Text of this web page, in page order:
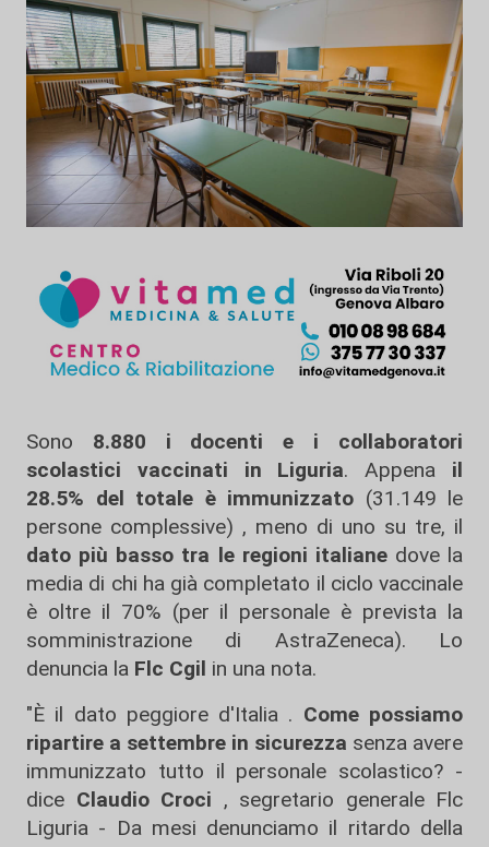
Sono 8.880 i docenti e i collaboratori
scolastici vaccinati in Liguria. Appena il
28.5% del totale è immunizzato (31.149 le
persone complessive) , meno di uno su tre, il
dato più basso tra le regioni italianedove la
media di chi ha già completato il ciclo vaccinale
è oltre il 70% (per il personale è prevista la
somministrazione di AstraZeneca). Lo
denuncia la Flc Cgil in una nota.
"È il dato peggiore d'Italia . Come possiamo
ripartire a settembre in sicurezza senza avere
immunizzato tutto il personale scolastico? -
dice Claudio Croci , segretario generale Flc
Liguria - Da mesi denunciamo il ritardo della